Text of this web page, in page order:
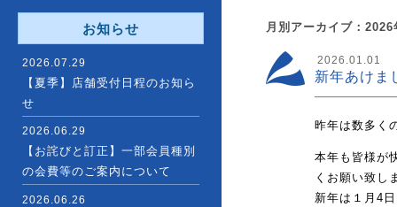
月別アーカイブ：2026
2026.01.01
新年あけま
昨年は数多く
本年も皆様が
くお願い致し
新年は１月4
お知らせ
2026.07.29
【夏季】店舗受付日程のお知ら
せ
2026.06.29
【お詫びと訂正】一部会員種別
の会費等のご案内について
2026.06.26